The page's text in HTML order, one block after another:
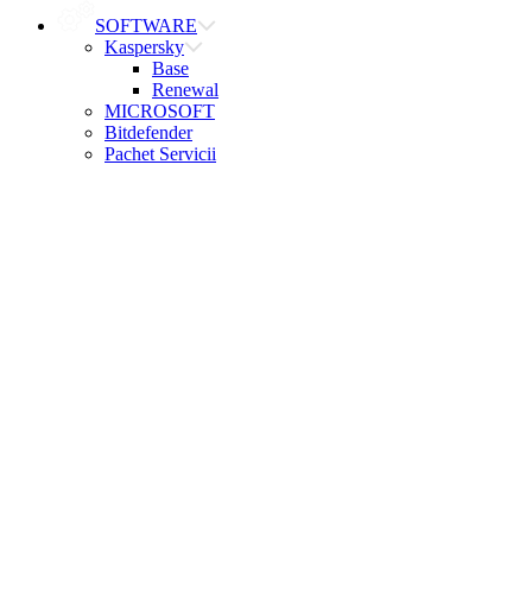
SOFTWARE
Kaspersky
Base
Renewal
MICROSOFT
Bitdefender
Pachet Servicii